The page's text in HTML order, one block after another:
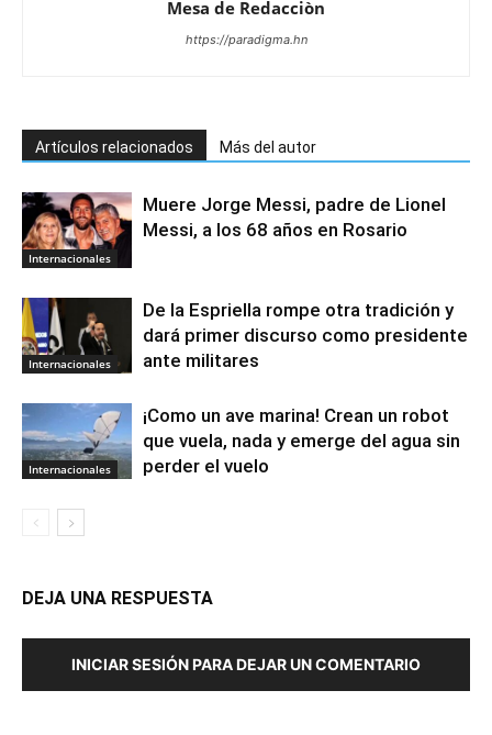
Mesa de Redacciòn
https://paradigma.hn
Artículos relacionados Más del autor
Internacionales
Muere Jorge Messi, padre de Lionel
Messi, a los 68 años en Rosario
Internacionales
De la Espriella rompe otra tradición y
dará primer discurso como presidente
ante militares
Internacionales
¡Como un ave marina! Crean un robot
que vuela, nada y emerge del agua sin
perder el vuelo
DEJA UNA RESPUESTA
INICIAR SESIÓN PARA DEJAR UN COMENTARIO